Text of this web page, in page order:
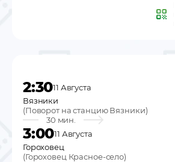
2:3011 Августа
Вязники
(Поворот на станцию Вязники)
30 мин.
3:0011 Августа
Гороховец
(Гороховец Красное-село)